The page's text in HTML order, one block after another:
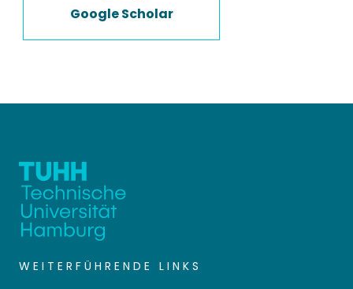
Google Scholar
WEITERFÜHRENDE LINKS